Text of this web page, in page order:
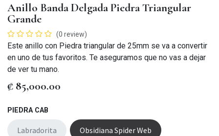
Anillo Banda Delgada Piedra Triangular
Grande
(0 review)
Este anillo con Piedra triangular de 25mm se va a convertir
en uno de tus favoritos. Te aseguramos que no vas a dejar
de ver tu mano.
₡ 85,000.00
PIEDRA CAB
Labradorita Obsidiana Spider Web